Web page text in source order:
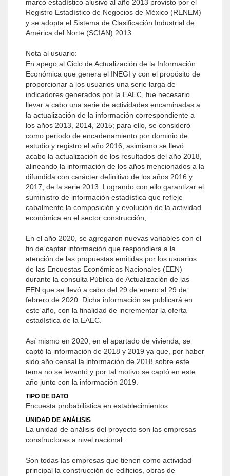
marco estadístico alusivo al año 2013 provisto por el
Registro Estadístico de Negocios de México (RENEM)
y se adopta el Sistema de Clasificación Industrial de
América del Norte (SCIAN) 2013.
Nota al usuario:
En apego al Ciclo de Actualización de la Información
Económica que genera el INEGI y con el propósito de
proporcionar a los usuarios una serie larga de
indicadores generados por la EAEC, fue necesario
llevar a cabo una serie de actividades encaminadas a
la actualización de la información correspondiente a
los años 2013, 2014, 2015; para ello, se consideró
como periodo de encadenamiento por dominio de
estudio y registro el año 2016, asimismo se llevó
acabo la actualización de los resultados del año 2018,
alineando la información de los años mencionados a la
difundida con carácter definitivo de los años 2016 y
2017, de la serie 2013. Logrando con ello garantizar el
suministro de información estadística que refleje
cabalmente la composición y evolución de la actividad
económica en el sector construcción,
En el año 2020, se agregaron nuevas variables con el
fin de captar información que respondiera a la
atención de las propuestas emitidas por los usuarios
de las Encuestas Económicas Nacionales (EEN)
durante la consulta Pública de Actualización de las
EEN que se llevó a cabo del 29 de enero al 29 de
febrero de 2020. Dicha información se publicará en
este año, con la finalidad de incrementar la oferta
estadística de la EAEC.
Así mismo en 2020, en el apartado de vivienda, se
captó la información de 2018 y 2019 ya que, por haber
sido año censal la información de 2018 sobre este
tema no se levantó y por tal motivo se captó en este
año junto con la información 2019.
TIPO DE DATO
Encuesta probabilística en establecimientos
UNIDAD DE ANÁLISIS
La unidad de análisis del proyecto son las empresas
constructoras a nivel nacional.
Son todas las empresas que tienen como actividad
principal la construcción de edificios, obras de